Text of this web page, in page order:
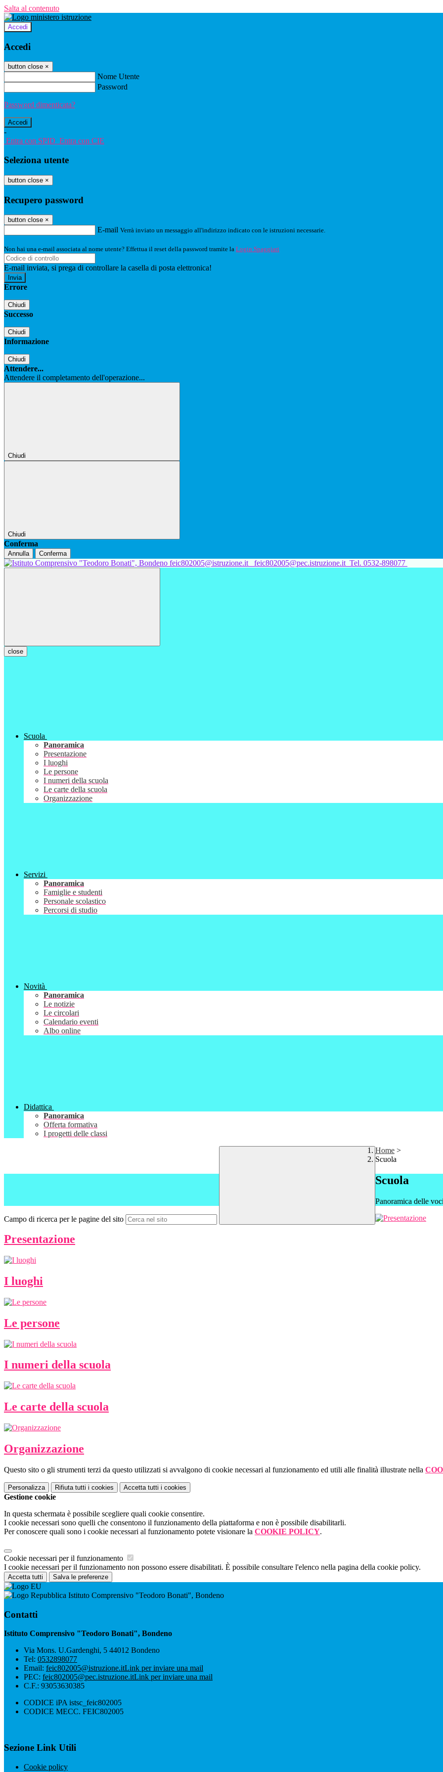
Salta al contenuto
Accedi
Accedi
button close ×
Nome Utente
Password
Password dimenticata?
-
Entra con SPID Entra con CIE
Seleziona utente
button close ×
Recupero password
button close ×
E-mail Verrà inviato un messaggio all'indirizzo indicato con le istruzioni necessarie.
Non hai una e-mail associata al nome utente? Effettua il reset della password tramite la Login Spaggiari
E-mail inviata, si prega di controllare la casella di posta elettronica!
Errore
Chiudi
Successo
Chiudi
Informazione
Chiudi
Attendere...
Attendere il completamento dell'operazione...
Chiudi
Chiudi
Conferma
Annulla Conferma
feic802005@istruzione.it feic802005@pec.istruzione.it Tel. 0532-898077
close
Scuola
Panoramica
Presentazione
I luoghi
Le persone
I numeri della scuola
Le carte della scuola
Organizzazione
Servizi
Panoramica
Famiglie e studenti
Personale scolastico
Percorsi di studio
Novità
Panoramica
Le notizie
Le circolari
Calendario eventi
Albo online
Didattica
Panoramica
Offerta formativa
I progetti delle classi
Campo di ricerca per le pagine del sito
Home >
Scuola
Scuola
Panoramica delle
Presentazione
I luoghi
Le persone
I numeri della scuola
Le carte della scuola
Organizzazione
Questo sito o gli strumenti terzi da questo utilizzati si avvalgono di cookie necessari al funzionamento ed utili alle finalità illustrate nella
Personalizza Rifiuta tutti i cookies Accetta tutti i cookies
Gestione cookie
In questa schermata è possibile scegliere quali cookie consentire.
I cookie necessari sono quelli che consentono il funzionamento della piattaforma e non è possibile disabilitarli.
Per conoscere quali sono i cookie necessari al funzionamento potete visionare la COOKIE POLICY.
Cookie necessari per il funzionamento
I cookie necessari per il funzionamento non possono essere disabilitati. È possibile consultare l'elenco nella pagina della cookie policy.
Accetta tutti Salva le preferenze
Istituto Comprensivo "Teodoro Bonati", Bondeno
Contatti
Istituto Comprensivo "Teodoro Bonati", Bondeno
Via Mons. U.Gardenghi, 5 44012 Bondeno
Tel: 0532898077
Email: feic802005@istruzione.itLink per inviare una mail
PEC: feic802005@pec.istruzione.itLink per inviare una mail
C.F.: 93053630385
CODICE iPA istsc_feic802005
CODICE MECC. FEIC802005
Sezione Link Utili
Cookie policy